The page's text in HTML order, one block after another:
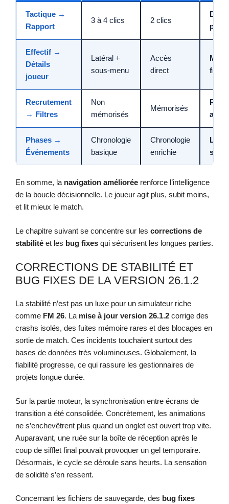
Tactique →
Rapport
3 à 4 clics 2 clics
plus
Effectif →
Détails
joueur
Latéral +
sous-menu
Accès
direct
Recrutement
→ Filtres
Non
mémorisés
Mémorisés
Phases →
Événements
Chronologie
basique
Chronologie
enrichie
En somme, la navigation améliorée renforce l’intelligence
de la boucle décisionnelle. Le joueur agit plus, subit moins,
et lit mieux le match.
Le chapitre suivant se concentre sur les corrections de
stabilité et les bug fixes qui sécurisent les longues parties.
CORRECTIONS DE STABILITÉ ET
BUG FIXES DE LA VERSION 26.1.2
La stabilité n’est pas un luxe pour un simulateur riche
comme FM 26. La mise à jour version 26.1.2 corrige des
crashs isolés, des fuites mémoire rares et des blocages en
sortie de match. Ces incidents touchaient surtout des
bases de données très volumineuses. Globalement, la
fiabilité progresse, ce qui rassure les gestionnaires de
projets longue durée.
Sur la partie moteur, la synchronisation entre écrans de
transition a été consolidée. Concrètement, les animations
ne s’enchevêtrent plus quand un onglet est ouvert trop vite.
Auparavant, une ruée sur la boîte de réception après le
coup de sifflet final pouvait provoquer un gel temporaire.
Désormais, le cycle se déroule sans heurts. La sensation
de solidité s’en ressent.
Concernant les fichiers de sauvegarde, des bug fixes